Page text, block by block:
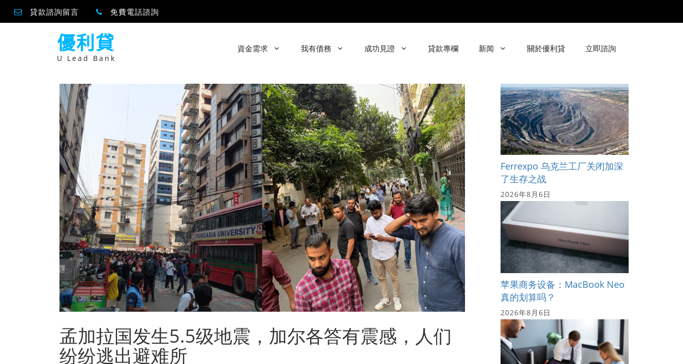
貸款諮詢留言 免費電話諮詢
優利貸
U Lead Bank
資金需求 我有債務 成功見證 貸款專欄 新闻 關於優利貸 立即諮詢
孟加拉国发生5.5级地震，加尔各答有震感，人们
纷纷逃出避难所
Ferrexpo 乌克兰工厂关闭加深
了生存之战
2026年8月6日
苹果商务设备：MacBook Neo
真的划算吗？
2026年8月6日